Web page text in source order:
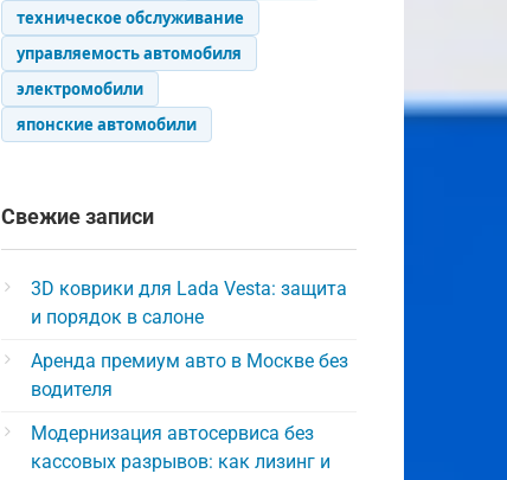
техническое обслуживание
управляемость автомобиля
электромобили
японские автомобили
Свежие записи
3D коврики для Lada Vesta: защита
и порядок в салоне
Аренда премиум авто в Москве без
водителя
Модернизация автосервиса без
кассовых разрывов: как лизинг и